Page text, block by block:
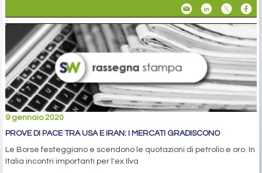
9 gennaio 2020
PROVE DI PACE TRA USA E IRAN: I MERCATI GRADISCONO
Le Borse festeggiano e scendono le quotazioni di petrolio e oro. In
Italia incontri importanti per l'ex Ilva